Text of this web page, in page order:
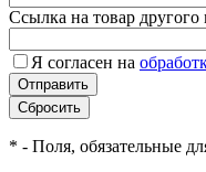
Ссылка на товар другого
Я согласен на
* - Поля, обязательные